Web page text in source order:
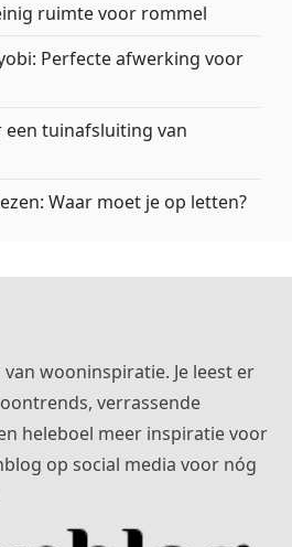
ruimte voor rommel
Perfecte afwerking voor
een tuinafsluiting van
Waar moet je op letten?
wooninspiratie. Je leest er
verrassende
heleboel meer inspiratie voor
op social media voor nóg